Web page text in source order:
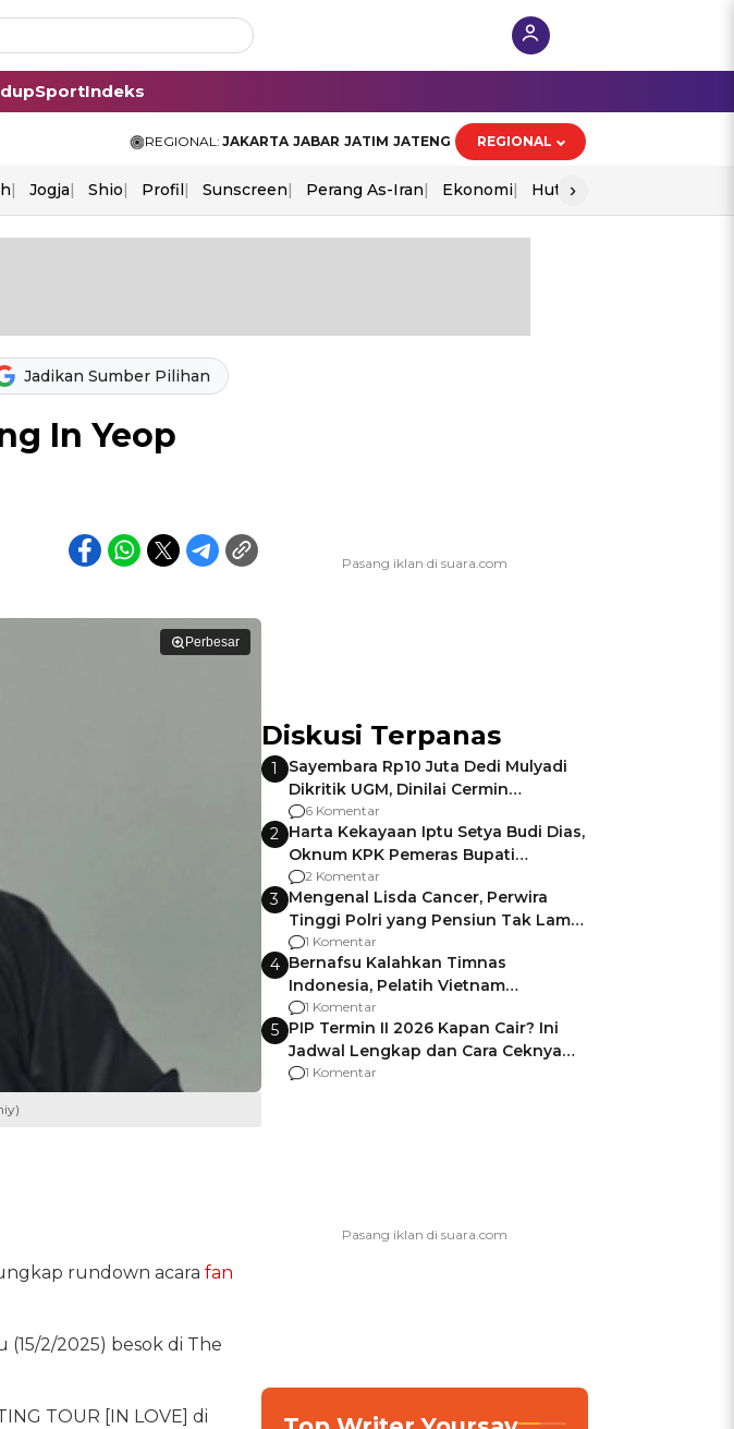
SportIndeks
REGIONAL: JAKARTA JABAR JATIM JATENG REGIONAL
Jogja Shio Profil Sunscreen Perang As-Iran Ekonomi Hut Ri
›
Jadikan Sumber Pilihan
In Yeop
Perbesar
rundown acara fan
2/2025) besok di The
TOUR [IN LOVE] di
Diskusi Terpanas
1
Sayembara Rp10 Juta Dedi Mulyadi
Dikritik UGM, Dinilai Cermin
Gagalnya Negara Jamin Keamanan
6 Komentar
2 Harta Kekayaan Iptu Setya Budi Dias,
Oknum KPK Pemeras Bupati
Pemalang
2 Komentar
3 Mengenal Lisda Cancer, Perwira
Tinggi Polri yang Pensiun Tak Lama
Usai Jadi Brigjen
1 Komentar
4 Bernafsu Kalahkan Timnas
Indonesia, Pelatih Vietnam
Berencana Pakai Jimat di Pakansari
1 Komentar
5 PIP Termin II 2026 Kapan Cair? Ini
Jadwal Lengkap dan Cara Ceknya
agar Dana Tidak Hangus!
1 Komentar